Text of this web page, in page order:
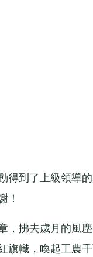
到了上級領導的
！
拂去歲月的風塵
旗幟，喚起工農